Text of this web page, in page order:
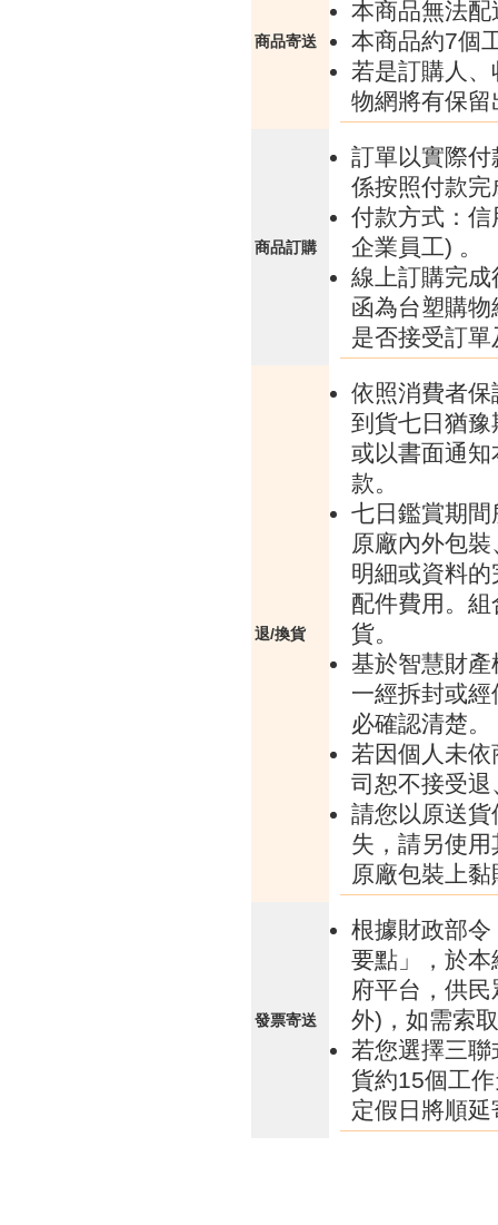
商品寄送
本商品無法配
本商品約7個
若是訂購人
物網將有保
商品訂購
訂單以實際
係按照付款
付款方式：
企業員工) 。
線上訂購完
函為台塑購
是否接受訂
退/換貨
依照消費者
到貨七日猶
或以書面通
款。
七日鑑賞期
原廠內外包
明細或資料
配件費用。
貨。
基於智慧財
一經拆封或
必確認清楚。
若因個人未
司恕不接受
請您以原送
失，請另使
原廠包裝上
發票寄送
根據財政部
要點」，於
府平台，供
外)，如需索
若您選擇三
貨約15個工
定假日將順延